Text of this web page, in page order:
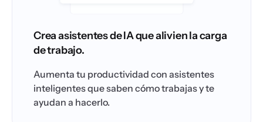
Crea asistentes de IA que alivien la carga
de trabajo.
Aumenta tu productividad con asistentes
inteligentes que saben cómo trabajas y te
ayudan a hacerlo.